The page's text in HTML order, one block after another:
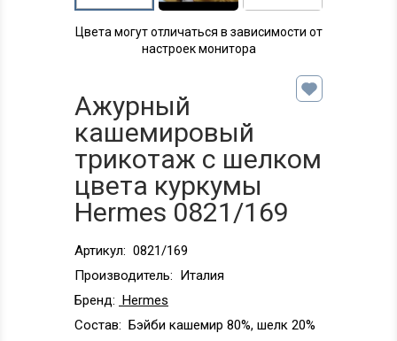
Цвета могут отличаться в зависимости от
настроек монитора
Ажурный
кашемировый
трикотаж с шелком
цвета куркумы
Hermes 0821/169
Артикул: 0821/169
Производитель: Италия
Бренд: Hermes
Состав: Бэйби кашемир 80%, шелк 20%